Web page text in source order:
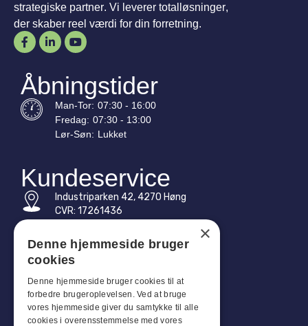
strategiske partner. Vi leverer totalløsninger,
der skaber reel værdi for din forretning.
Åbningstider
Man-Tor: 07:30 - 16:00
Fredag: 07:30 - 13:00
Lør-Søn: Lukket
Kundeservice
Industriparken 42, 4270 Høng
CVR: 17261436
E-mail: vb@viggobendz.dk
Quicklinks
Persondatapolitik
×
Denne hjemmeside bruger
cookies
Denne hjemmeside bruger cookies til at
forbedre brugeroplevelsen. Ved at bruge
vores hjemmeside giver du samtykke til alle
cookies i overensstemmelse med vores